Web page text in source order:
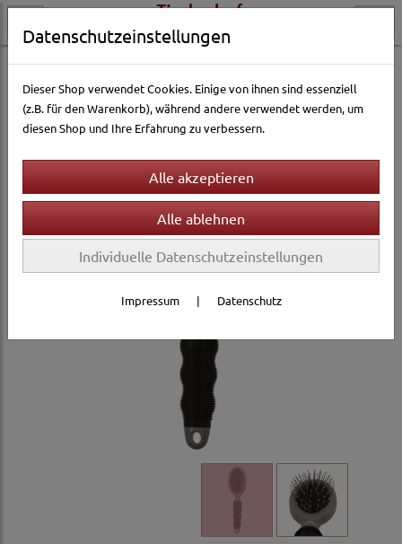
Hundewelt Pflege & Gesundheit
Fellpflege
Hundebürsten & Striegel
Datenschutzeinstellungen
Dieser Shop verwendet Cookies. Einige von ihnen sind essenziell
(z.B. für den Warenkorb), während andere verwendet werden, um
diesen Shop und Ihre Erfahrung zu verbessern.
Individuelle Datenschutzeinstellungen
Impressum | Datenschutz